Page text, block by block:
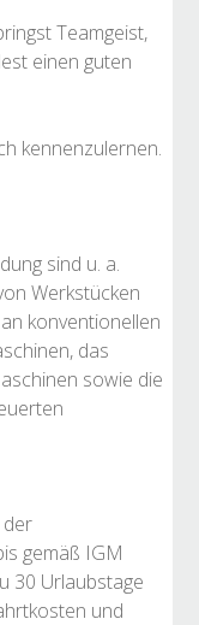
Teamgeist,
einen guten
kennenzulernen.
sind u. a.
Werkstücken
konventionellen
das
sowie die
der
gemäß IGM
30 Urlaubstage
und